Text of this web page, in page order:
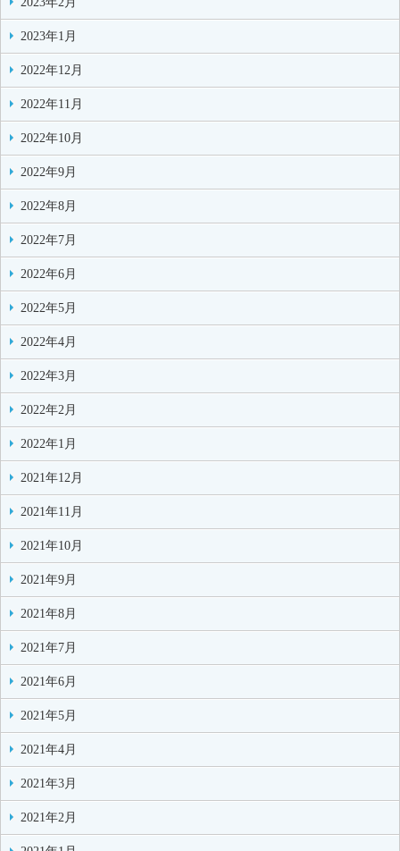
2023年1月
2022年12月
2022年11月
2022年10月
2022年9月
2022年8月
2022年7月
2022年6月
2022年5月
2022年4月
2022年3月
2022年2月
2022年1月
2021年12月
2021年11月
2021年10月
2021年9月
2021年8月
2021年7月
2021年6月
2021年5月
2021年4月
2021年3月
2021年2月